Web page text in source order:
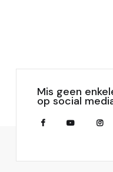
Mis geen
op social